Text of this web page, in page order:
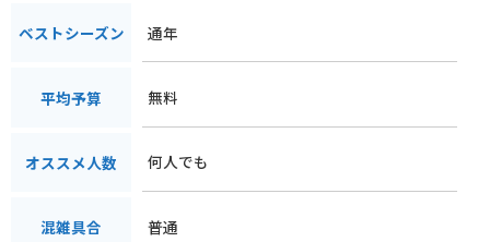
ベストシーズン 通年
平均予算 無料
オススメ人数 何人でも
混雑具合 普通